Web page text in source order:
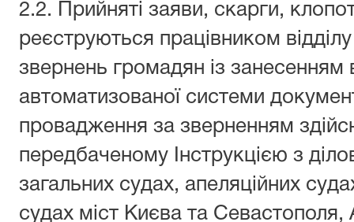
2.2. Прийняті заяви, скарги,
реєструються працівником
звернень громадян із занесенням
автоматизованої системи
провадження за зверненням
передбаченому Інструкцією з
загальних судах, апеляційних
судах міст Києва та Севастополя,